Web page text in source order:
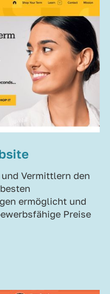
Vermittlern den
ermöglicht und
Preise